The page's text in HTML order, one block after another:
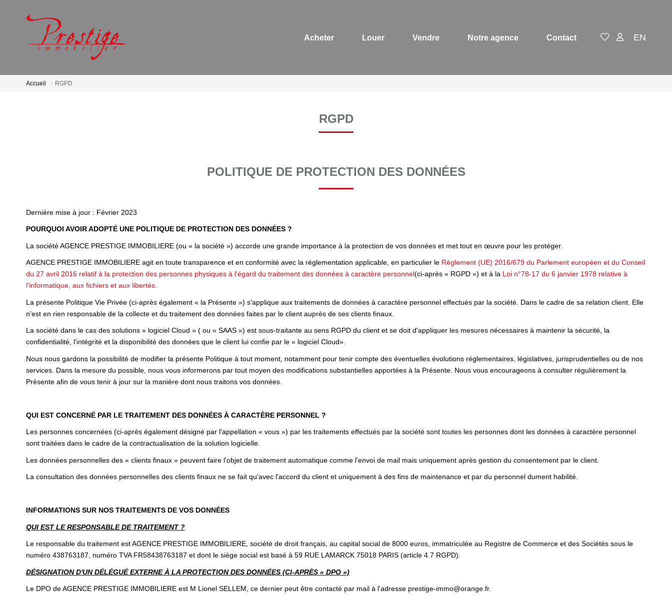
Acheter Louer Vendre Notre agence Contact EN
Accueil RGPD
RGPD
POLITIQUE DE PROTECTION DES DONNÉES
Dernière mise à jour : Février 2023
POURQUOI AVOIR ADOPTÉ UNE POLITIQUE DE PROTECTION DES DONNÉES ?
La société AGENCE PRESTIGE IMMOBILIERE (ou « la société ») accorde une grande importance à la protection de vos données et met tout en œuvre pour les protéger.
AGENCE PRESTIGE IMMOBILIERE agit en toute transparence et en conformité avec la réglementation applicable, en particulier le Règlement (UE) 2016/679 du Parlement européen et du Conseil
du 27 avril 2016 relatif à la protection des personnes physiques à l'égard du traitement des données à caractère personnel(ci-après « RGPD ») et à la Loi n°78-17 du 6 janvier 1978 relative à
l'informatique, aux fichiers et aux libertés
La présente Politique Vie Privée (ci-après également « la Présente ») s'applique aux traitements de données à caractère personnel effectués par la société. Dans le cadre de sa relation client. Elle
n'est en rien responsable de la collecte et du traitement des données faites par le client auprès de ses clients finaux.
La société dans le cas des solutions « logiciel Cloud » ( ou « SAAS ») est sous-traitante au sens RGPD du client et se doit d'appliquer les mesures nécessaires à maintenir la sécurité, la
confidentialité, l'intégrité et la disponibilité des données que le client lui confie par le « logiciel Cloud».
Nous nous gardons la possibilité de modifier la présente Politique à tout moment, notamment pour tenir compte des éventuelles évolutions réglementaires, législatives, jurisprudentielles ou de nos
services. Dans la mesure du possible, nous vous informerons par tout moyen des modifications substantielles apportées à la Présente. Nous vous encourageons à consulter régulièrement la
Présente afin de vous tenir à jour sur la manière dont nous traitons vos données.
QUI EST CONCERNÉ PAR LE TRAITEMENT DES DONNÉES À CARACTÈRE PERSONNEL ?
Les personnes concernées (ci-après également désigné par l'appellation « vous ») par les traitements effectués par la société sont toutes les personnes dont les données à caractère personnel
sont traitées dans le cadre de la contractualisation de la solution logicielle.
Les données personnelles des « clients finaux » peuvent faire l'objet de traitement automatique comme l'envoi de mail mais uniquement après gestion du consentement par le client.
La consultation des données personnelles des clients finaux ne se fait qu'avec l'accord du client et uniquement à des fins de maintenance et par du personnel dument habilité.
INFORMATIONS SUR NOS TRAITEMENTS DE VOS DONNÉES
QUI EST LE RESPONSABLE DE TRAITEMENT ?
Le responsable du traitement est AGENCE PRESTIGE IMMOBILIERE, société de droit français, au capital social de 8000 euros, immatriculée au Registre de Commerce et des Sociétés sous le
numéro 438763187, numéro TVA FR58438763187 et dont le siège social est basé à 59 RUE LAMARCK 75018 PARIS (article 4.7 RGPD).
DÉSIGNATION D'UN DÉLÉGUÉ EXTERNE À LA PROTECTION DES DONNÉES (CI-APRÈS « DPO »)
Le DPO de AGENCE PRESTIGE IMMOBILIERE est M Lionel SELLEM, ce dernier peut être contacté par mail à l'adresse prestige-immo@orange.fr.